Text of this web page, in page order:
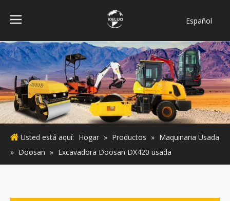
Español
Bahasa
indonesia
Türk dili
ไทย
Italiano
Deutsch
Português
Usted está aquí: Hogar » Productos » Maquinaria Usada
» Doosan » Excavadora Doosan DX420 usada